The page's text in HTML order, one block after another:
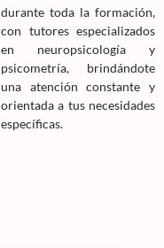
durante toda la formación,
con tutores especializados
en neuropsicología y
psicometría, brindándote
una atención constante y
orientada a tus necesidades
específicas.